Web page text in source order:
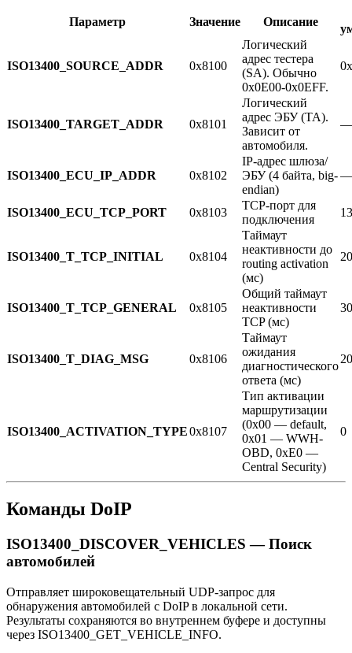
Параметр Значение Описание
ISO13400_SOURCE_ADDR 0x8100
Логический
адрес тестера
(SA). Обычно
0x0E00-0x0EFF.
ISO13400_TARGET_ADDR 0x8101
Логический
адрес ЭБУ (TA).
Зависит от
автомобиля.
—
ISO13400_ECU_IP_ADDR 0x8102
IP-адрес шлюза/
ЭБУ (4 байта, big-
endian)
—
ISO13400_ECU_TCP_PORT 0x8103
TCP-порт для
подключения
ISO13400_T_TCP_INITIAL 0x8104
Таймаут
неактивности до
routing activation
(мс)
ISO13400_T_TCP_GENERAL 0x8105
Общий таймаут
неактивности
TCP (мс)
ISO13400_T_DIAG_MSG 0x8106
Таймаут
ожидания
диагностического
ответа (мс)
ISO13400_ACTIVATION_TYPE0x8107
Тип активации
маршрутизации
(0x00 — default,
0x01 — WWH-
OBD, 0xE0 —
Central Security)
0
Команды DoIP
ISO13400_DISCOVER_VEHICLES — Поиск
автомобилей
Отправляет широковещательный UDP-запрос для
обнаружения автомобилей с DoIP в локальной сети.
Результаты сохраняются во внутреннем буфере и доступны
через ISO13400_GET_VEHICLE_INFO.